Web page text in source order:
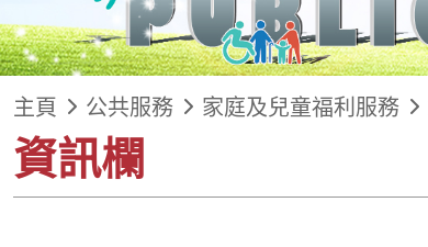
主頁 公共服務 家庭及兒童福利服務
資訊欄